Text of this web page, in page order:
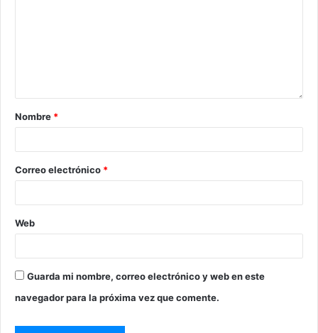
Nombre *
Correo electrónico *
Web
Guarda mi nombre, correo electrónico y web en este
navegador para la próxima vez que comente.